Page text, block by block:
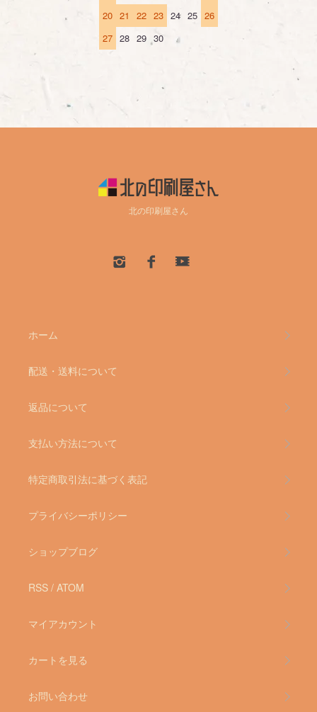
20 21 22 23 24 25 26
27 28 29 30
北の印刷屋さん
ホーム
配送・送料について
返品について
支払い方法について
特定商取引法に基づく表記
プライバシーポリシー
ショップブログ
RSS / ATOM
マイアカウント
カートを見る
お問い合わせ